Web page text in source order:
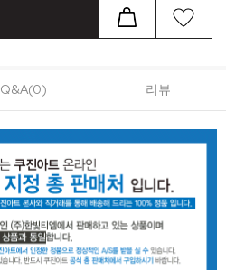
Q&A(0) 리뷰